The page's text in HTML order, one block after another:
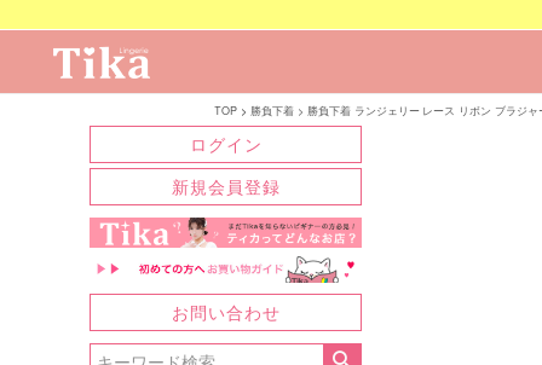
TOP 勝負下着 勝負下着 ランジェリー レース リボン ブラジ
ログイン
新規会員登録
お問い合わせ